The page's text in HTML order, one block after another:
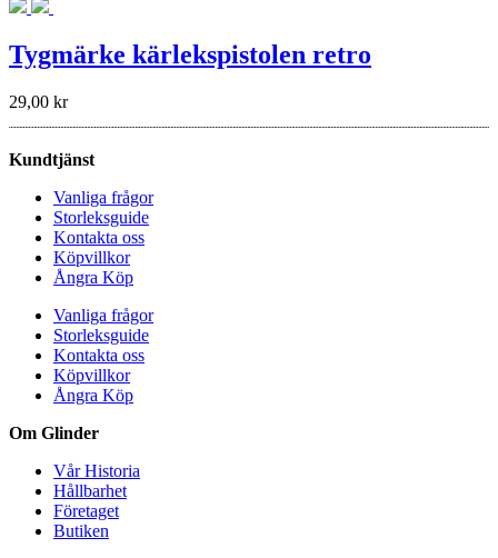
Tygmärke kärlekspistolen retro
29,00 kr
Kundtjänst
Vanliga frågor
Storleksguide
Kontakta oss
Köpvillkor
Ångra Köp
Vanliga frågor
Storleksguide
Kontakta oss
Köpvillkor
Ångra Köp
Om Glinder
Vår Historia
Hållbarhet
Företaget
Butiken